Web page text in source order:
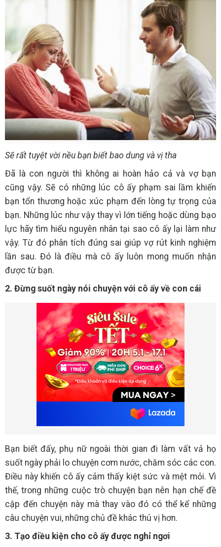
Sẽ rất tuyệt vời nều bạn biết bao dung và vị tha
Đã là con người thì không ai hoàn hảo cả và vợ bạn
cũng vậy. Sẽ có những lúc cô ấy phạm sai lầm khiến
bạn tổn thương hoặc xúc phạm đến lòng tự trọng của
bạn. Những lúc như vậy thay vì lớn tiếng hoặc dùng bạo
lực hãy tìm hiểu nguyên nhân tại sao cô ấy lại làm như
vậy. Từ đó phân tích đúng sai giúp vợ rút kinh nghiệm
lần sau. Đó là điều mà cô ấy luôn mong muốn nhận
được từ bạn.
2. Đừng suốt ngày nói chuyện với cô ấy về con cái
Bạn biết đấy, phụ nữ ngoài thời gian đi làm vất vả họ
suốt ngày phải lo chuyện cơm nước, chăm sóc các con.
Điều này khiến cô ấy cảm thấy kiệt sức và mệt mỏi. Vì
thế, trong những cuộc trò chuyện bạn nên hạn chế đề
cập đến chuyện này mà thay vào đó có thể kể những
câu chuyện vui, những chủ đề khác thú vị hơn.
3. Tạo điều kiện cho cô ấy được nghỉ ngơi